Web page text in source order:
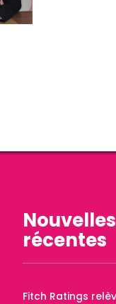
Nouvelles
récentes
Fitch Ratings